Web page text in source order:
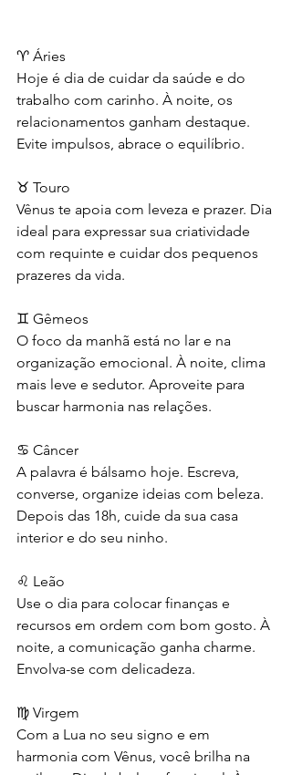
♈ Áries
Hoje é dia de cuidar da saúde e do
trabalho com carinho. À noite, os
relacionamentos ganham destaque.
Evite impulsos, abrace o equilíbrio.
♉ Touro
Vênus te apoia com leveza e prazer. Dia
ideal para expressar sua criatividade
com requinte e cuidar dos pequenos
prazeres da vida.
♊ Gêmeos
O foco da manhã está no lar e na
organização emocional. À noite, clima
mais leve e sedutor. Aproveite para
buscar harmonia nas relações.
♋ Câncer
A palavra é bálsamo hoje. Escreva,
converse, organize ideias com beleza.
Depois das 18h, cuide da sua casa
interior e do seu ninho.
♌ Leão
Use o dia para colocar finanças e
recursos em ordem com bom gosto. À
noite, a comunicação ganha charme.
Envolva-se com delicadeza.
♍ Virgem
Com a Lua no seu signo e em
harmonia com Vênus, você brilha na